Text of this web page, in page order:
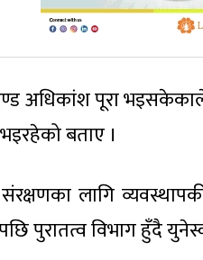
अधिकांश पूरा
बताए ।
लागि
पुरातत्व विभाग हुँदै